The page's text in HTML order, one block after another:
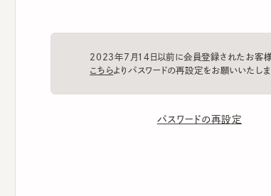
2023年7月14日以前に会員登録されたお客様は
パスワードの再設定